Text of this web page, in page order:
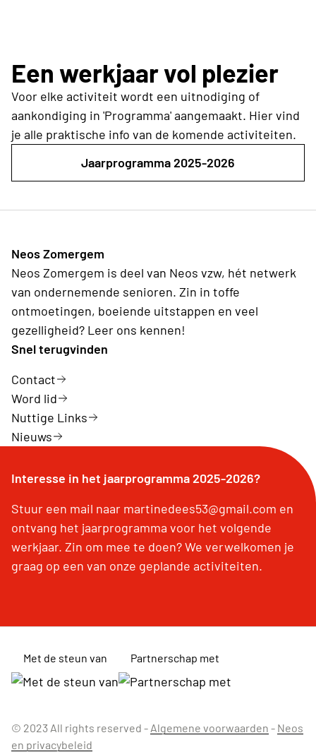
Een werkjaar vol plezier
Voor elke activiteit wordt een uitnodiging of
aankondiging in 'Programma' aangemaakt. Hier vind
je alle praktische info van de komende activiteiten.
Jaarprogramma 2025-2026
Neos Zomergem
Neos Zomergem is deel van Neos vzw, hét netwerk
van ondernemende senioren. Zin in toffe
ontmoetingen, boeiende uitstappen en veel
gezelligheid? Leer ons kennen!
Snel terugvinden
Contact
Word lid
Nuttige Links
Nieuws
Interesse in het jaarprogramma 2025-2026?
Stuur een mail naar martinedees53@gmail.com en
ontvang het jaarprogramma voor het volgende
werkjaar. Zin om mee te doen? We verwelkomen je
graag op een van onze geplande activiteiten.
Met de steun van Partnerschap met
© 2023 All rights reserved - Algemene voorwaarden - Neos
en privacybeleid